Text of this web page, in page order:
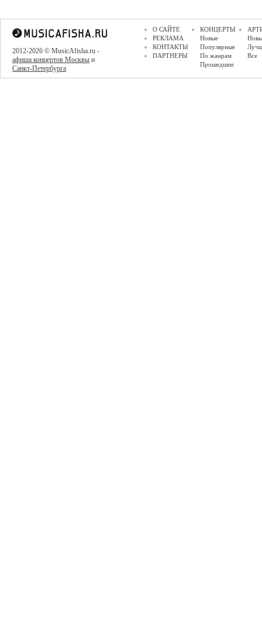
2012-2026 © MusicAfisha.ru -
афиша концертов Москвы и
Санкт-Петербурга
О САЙТЕ
РЕКЛАМА
КОНТАКТЫ
ПАРТНЕРЫ
КОНЦЕРТЫ
Новые
Популярные
По жанрам
Прошедшие
Все